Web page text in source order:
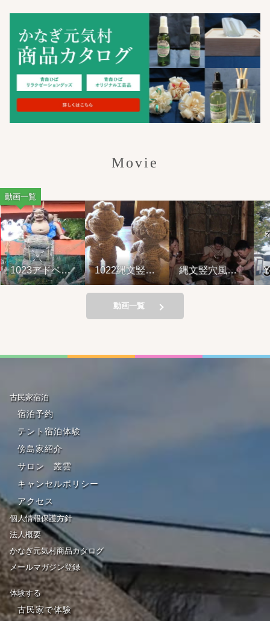
Movie
動画一覧
1023アドベン
チャーライド&
1022縄文竪穴
風住居設営と
縄文竪穴風住
居設営と縄文
動画一覧
古民家宿泊
宿泊予約
テント宿泊体験
傍島家紹介
サロン 叢雲
キャンセルポリシー
アクセス
個人情報保護方針
法人概要
かなぎ元気村商品カタログ
メールマガジン登録
体験する
古民家で体験